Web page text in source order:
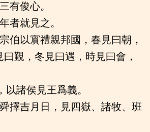
有俊心。
者就見之。
伯以賔禮親邦國，春見曰朝，
覲，冬見曰遇，時見曰會，
以諸侯見王爲義。
舜擇吉月日，見四嶽、諸牧、班